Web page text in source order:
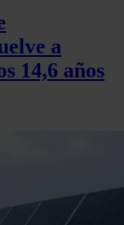
sociales,
con otra
a partir del uso
a
14,6 años